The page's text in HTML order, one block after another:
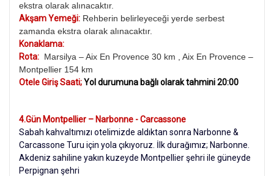
ekstra olarak alınacaktır.
Akşam Yemeği: Rehberin belirleyeceği yerde serbest
zamanda ekstra olarak alınacaktır.
Konaklama:
Rota: Marsilya – Aix En Provence 30 km , Aix En Provence –
Montpellier 154 km
Otele Giriş Saati;Yol durumuna bağlı olarak tahmini 20:00
4.Gün Montpellier – Narbonne - Carcassone
Sabah kahvaltımızı otelimizde aldıktan sonra Narbonne &
Carcassone Turu için yola çıkıyoruz. İlk durağımız; Narbonne.
Akdeniz sahiline yakın kuzeyde Montpellier şehri ile güneyde
Perpignan şehri